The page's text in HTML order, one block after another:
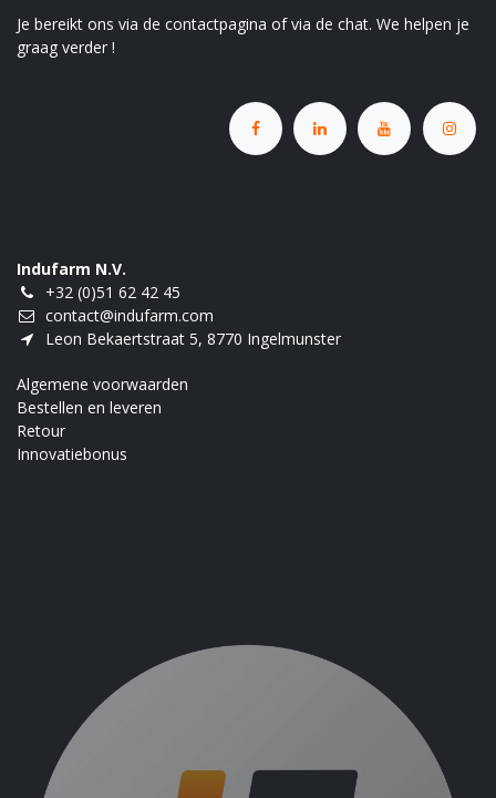
Je bereikt ons via de contactpagina of via de chat. We helpen je
graag verder !
Indufarm N.V.
+32 (0)51 62 42 45
contact@indufarm.com
Leon Bekaertstraat 5, 8770 Ingelmunster
Algemene voorwaarden
Bestellen en leveren
Retour
Innovatiebonus